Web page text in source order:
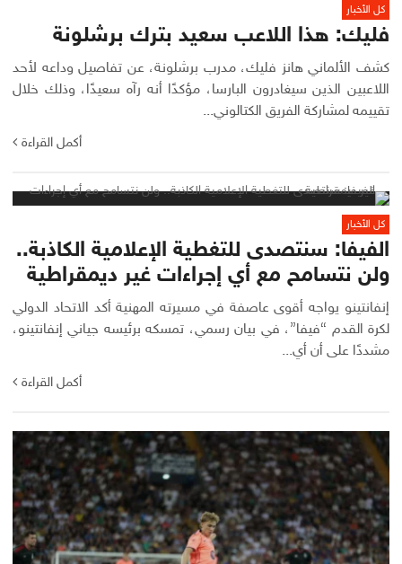
كل الأخبار
فليك: هذا اللاعب سعيد بترك برشلونة
كشف الألماني هانز فليك، مدرب برشلونة، عن تفاصيل وداعه لأحد
اللاعبين الذين سيغادرون البارسا، مؤكدًا أنه رآه سعيدًا، وذلك خلال
تقييمه لمشاركة الفريق الكتالوني...
أكمل القراءة
كل الأخبار
الفيفا: سنتصدى للتغطية الإعلامية الكاذبة..
ولن نتسامح مع أي إجراءات غير ديمقراطية
إنفانتينو يواجه أقوى عاصفة في مسيرته المهنية أكد الاتحاد الدولي
لكرة القدم “فيفا”، في بيان رسمي، تمسكه برئيسه جياني إنفانتينو،
مشددًا على أن أي...
أكمل القراءة